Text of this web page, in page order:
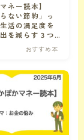
ネー読本】
ない節約」っ
活の満足度を
を減らす３つ
金の大学 改訂
おすすめ本